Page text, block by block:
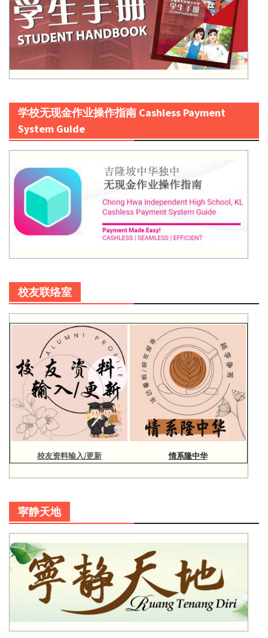
学校无现金作业操作指南 Cashless Payment
System Guide
校友联络室
校友资料输入/更新 情系隆中华
寜静天地